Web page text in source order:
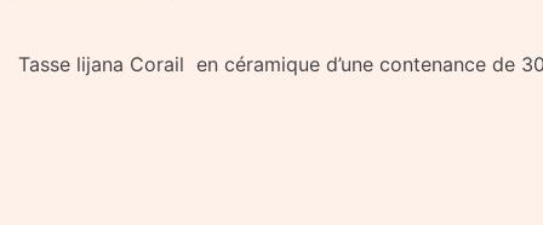
Tasse lijana Corail en céramique d’une contenance de